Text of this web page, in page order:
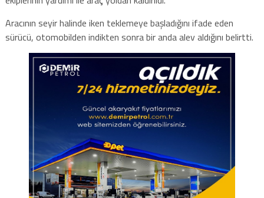
Aracının seyir halinde iken teklemeye başladığını ifade eden
sürücü, otomobilden indikten sonra bir anda alev aldığını belirtti.